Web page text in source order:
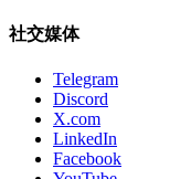
社交媒体
Telegram
Discord
X.com
LinkedIn
Facebook